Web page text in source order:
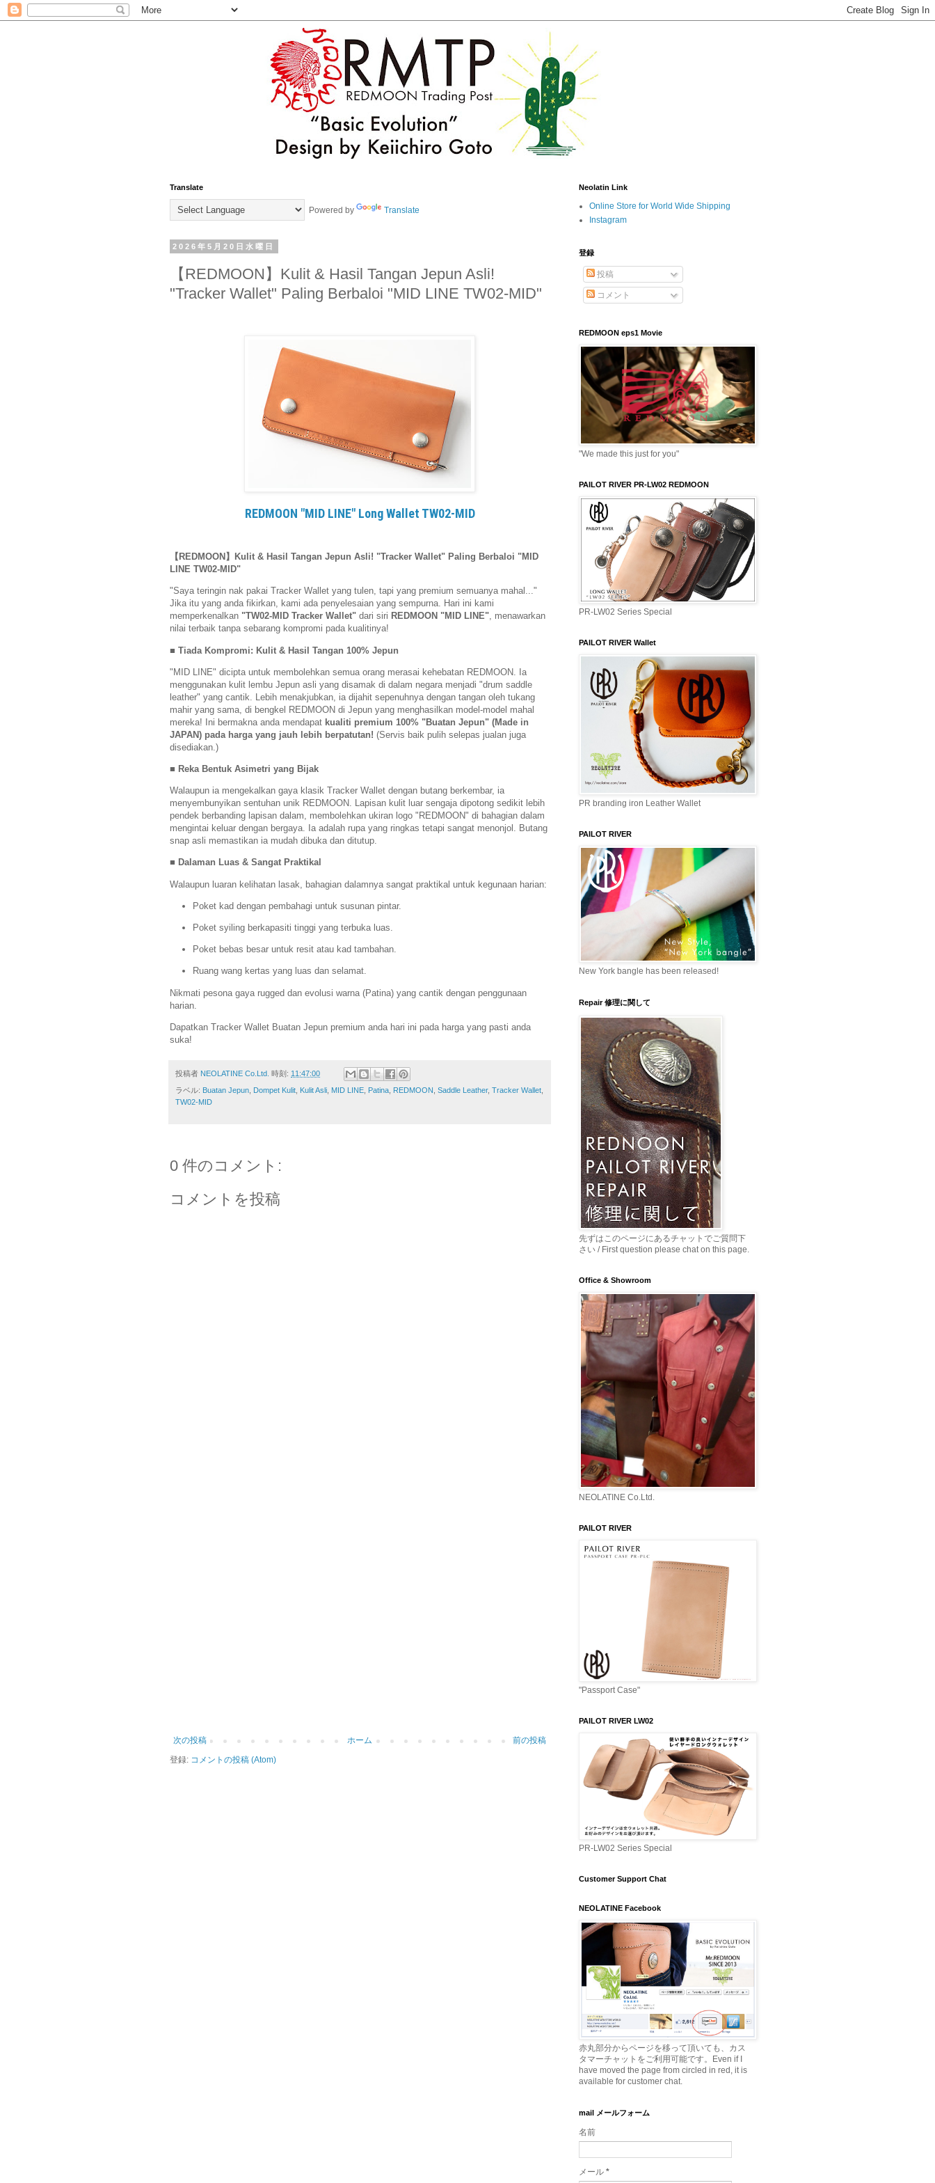
Translate
Powered by Translate
2026年5月20日水曜日
【REDMOON】Kulit & Hasil Tangan Jepun Asli!
"Tracker Wallet" Paling Berbaloi "MID LINE TW02-MID"
REDMOON "MID LINE" Long Wallet TW02-MID
【REDMOON】Kulit & Hasil Tangan Jepun Asli! "Tracker Wallet" Paling Berbaloi "MID
LINE TW02-MID"
"Saya teringin nak pakai Tracker Wallet yang tulen, tapi yang premium semuanya mahal..."
Jika itu yang anda fikirkan, kami ada penyelesaian yang sempurna. Hari ini kami
memperkenalkan "TW02-MID Tracker Wallet" dari siri REDMOON "MID LINE", menawarkan
nilai terbaik tanpa sebarang kompromi pada kualitinya!
■ Tiada Kompromi: Kulit & Hasil Tangan 100% Jepun
"MID LINE" dicipta untuk membolehkan semua orang merasai kehebatan REDMOON. Ia
menggunakan kulit lembu Jepun asli yang disamak di dalam negara menjadi "drum saddle
leather" yang cantik. Lebih menakjubkan, ia dijahit sepenuhnya dengan tangan oleh tukang
mahir yang sama, di bengkel REDMOON di Jepun yang menghasilkan model-model mahal
mereka! Ini bermakna anda mendapat kualiti premium 100% "Buatan Jepun" (Made in
JAPAN) pada harga yang jauh lebih berpatutan! (Servis baik pulih selepas jualan juga
disediakan.)
■ Reka Bentuk Asimetri yang Bijak
Walaupun ia mengekalkan gaya klasik Tracker Wallet dengan butang berkembar, ia
menyembunyikan sentuhan unik REDMOON. Lapisan kulit luar sengaja dipotong sedikit lebih
pendek berbanding lapisan dalam, membolehkan ukiran logo "REDMOON" di bahagian dalam
mengintai keluar dengan bergaya. Ia adalah rupa yang ringkas tetapi sangat menonjol. Butang
snap asli memastikan ia mudah dibuka dan ditutup.
■ Dalaman Luas & Sangat Praktikal
Walaupun luaran kelihatan lasak, bahagian dalamnya sangat praktikal untuk kegunaan harian:
Poket kad dengan pembahagi untuk susunan pintar.
Poket syiling berkapasiti tinggi yang terbuka luas.
Poket bebas besar untuk resit atau kad tambahan.
Ruang wang kertas yang luas dan selamat.
Nikmati pesona gaya rugged dan evolusi warna (Patina) yang cantik dengan penggunaan
harian.
Dapatkan Tracker Wallet Buatan Jepun premium anda hari ini pada harga yang pasti anda
suka!
投稿者 NEOLATINE Co.Ltd. 時刻: 11:47:00
ラベル: Buatan Jepun Dompet Kulit Kulit Asli MID LINE Patina REDMOON Saddle Leather, Tracker Wallet
TW02-MID
0 件のコメント:
コメントを投稿
次の投稿 前の投稿
ホーム
登録: コメントの投稿 (Atom)
Neolatin Link
Online Store for World Wide Shipping
Instagram
登録
投稿
コメント
REDMOON eps1 Movie
"We made this just for you"
PAILOT RIVER PR-LW02 REDMOON
PR-LW02 Series Special
PAILOT RIVER Wallet
PR branding iron Leather Wallet
PAILOT RIVER
New York bangle has been released!
Repair 修理に関して
先ずはこのページにあるチャットでご質問下
さい / First question please chat on this page.
Office & Showroom
NEOLATINE Co.Ltd.
PAILOT RIVER
"Passport Case"
PAILOT RIVER LW02
PR-LW02 Series Special
Customer Support Chat
NEOLATINE Facebook
赤丸部分からページを移って頂いても、カス
タマーチャットをご利用可能です。Even if I
have moved the page from circled in red, it is
available for customer chat.
mail メールフォーム
名前
メール *